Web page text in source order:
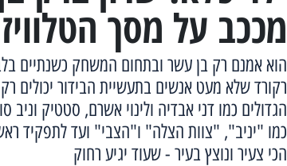
מככב על מסך
הוא אמנם רק בן עשר ובתחום המשחק כשנתיים
רקורד שלא מעט אנשים בתעשיית הבידור יכולים
הגדולים כמו דני אבדיה ולינוי אשרם, סטטיק וניב
כמו "יניב", "צוות הצלה" ו"הצבי" ועד לתפקיד
הכי צעיר ונוצץ בעיר - שעוד יגיע רחוק